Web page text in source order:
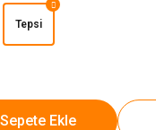
Tepsi
Sepete Ekle